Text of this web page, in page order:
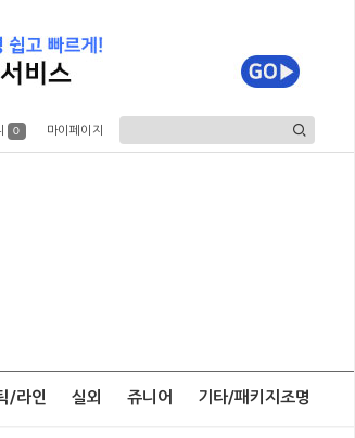
0 마이페이지
/라인 실외 쥬니어 기타/패키지조명